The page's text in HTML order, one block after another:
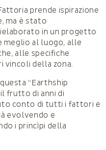
prende ispirazione
ma è stato
in un progetto
meglio al luogo, alle
alle specifiche
vincoli della zona.
“Earthship
frutto di anni di
conto di tutti i fattori e
evolvendo e
i princìpi della